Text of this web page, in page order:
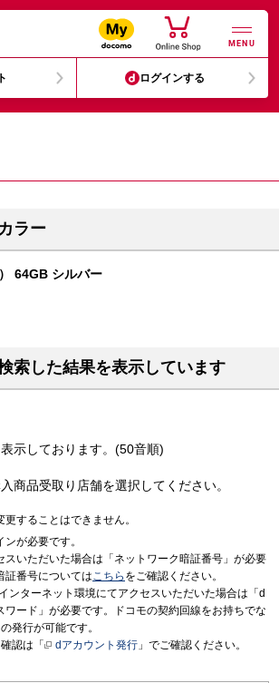
MENU
ログインする
ラー
64GB シルバー
索した結果を表示しています
示しております。(50音順)
商品受取り店舗を選択してください。
することはできません。
が必要です。
スいただいた場合は「ネットワーク暗証番号」が必要
証番号についてはこちら をご確認ください。
ンターネット環境にてアクセスいただいた場合は「d
ワード」が必要です。ドコモの契約回線をお持ちでな
発行が可能です。
認は「
dアカウント発行 」でご確認ください。